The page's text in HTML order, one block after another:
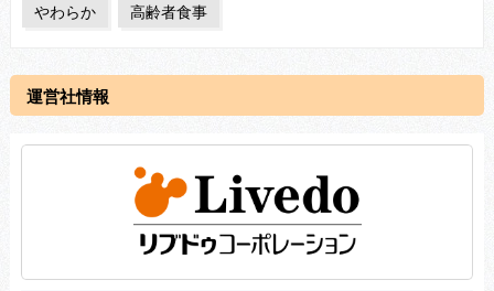
やわらか 高齢者食事
運営社情報